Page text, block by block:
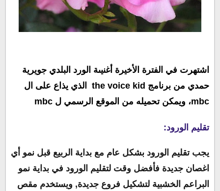
اشتهرت في الفترة الأخيرة أغنيىة الورد البلدي جويرية
حمدي من برنامج the voice kid الذي يذاع على ال
mbc، ويمكن تحميله من الموقع الرسمي ل mbc
تقليم الورود:
يجب تقليم الورود بشكل عام مع بداية الربيع قبل نمو أي
اغصان جديدة فأفضل وقت لتقليم الورود في بداية نمو
البراعم الخشبية لتشكيل فروع جديدة, ويستخدم مقص